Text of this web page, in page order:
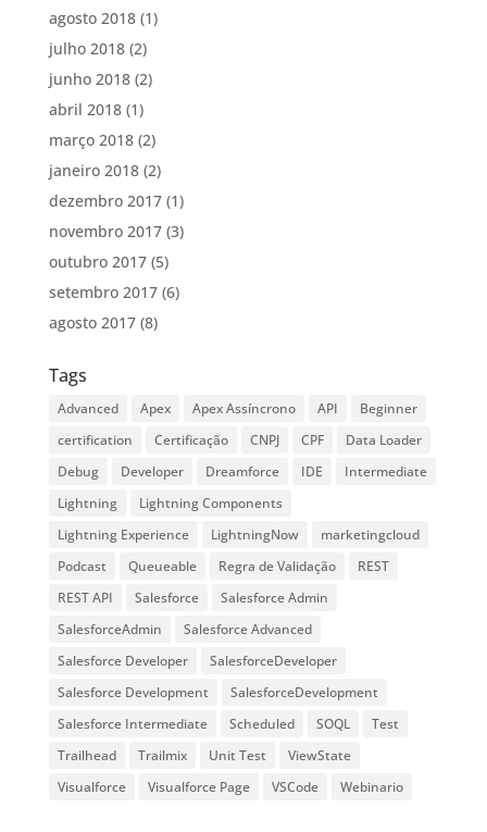
agosto 2018(1)
julho 2018(2)
junho 2018(2)
abril 2018(1)
março 2018(2)
janeiro 2018(2)
dezembro 2017(1)
novembro 2017(3)
outubro 2017(5)
setembro 2017(6)
agosto 2017(8)
Tags
Advanced Apex Apex Assíncrono API
Beginner
certification
Certificação CNPJ CPF
Data Loader
Debug
Developer Dreamforce IDE
Intermediate
Lightning
Lightning Components
Lightning Experience
LightningNow
marketingcloud
Podcast
Queueable Regra de Validação
REST
REST API
Salesforce
Salesforce Admin
SalesforceAdmin
Salesforce Advanced
Salesforce Developer
SalesforceDeveloper
Salesforce Development
SalesforceDevelopment
Salesforce Intermediate
Scheduled SOQL
Test
Trailhead
Trailmix Unit Test
ViewState
Visualforce
Visualforce Page VSCode Webinario